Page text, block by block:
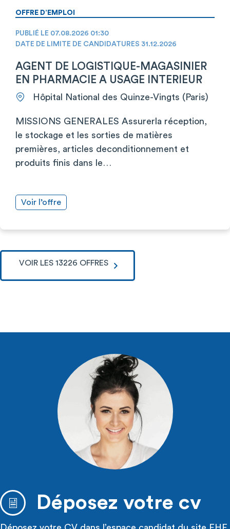
OFFRE D’EMPLOI
PUBLIÉ LE 07.08.2026 01:30
DATE DE LIMITE DE CANDIDATURES 31.12.2026
AGENT DE LOGISTIQUE-MAGASINIER
EN PHARMACIE A USAGE INTERIEUR
Hôpital National des Quinze-Vingts (Paris)
MISSIONS GENERALES Assurerla réception,
le stockage et les sorties de matières
premières, articles deconditionnement et
produits finis dans le…
Voir l’offre
VOIR LES 13226 OFFRES
Déposez votre cv